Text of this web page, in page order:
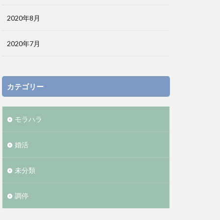
2020年8月
2020年7月
カテゴリー
モラハラ
婚活
未分類
調停